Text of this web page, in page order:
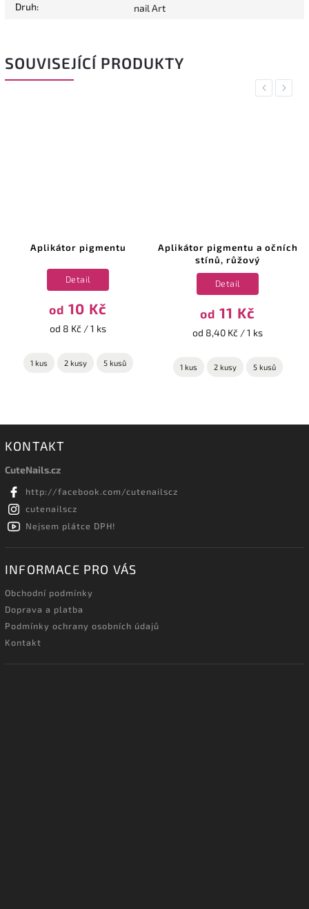
Druh: nail Art
SOUVISEJÍCÍ PRODUKTY
Previous
Aplikátor pigmentu
od 10 Kč
od 8 Kč / 1 ks
Detail
1 kus 2 kusy 5 kusů
Aplikátor pigmentu a očních
stínů, růžový
od 11 Kč
od 8,40 Kč / 1 ks
Detail
1 kus 2 kusy 5 kusů
Next
KONTAKT
CuteNails.cz
http://facebook.com/cutenailscz
cutenailscz
Nejsem plátce DPH!
INFORMACE PRO VÁS
Obchodní podmínky
Doprava a platba
Podmínky ochrany osobních údajů
Kontakt